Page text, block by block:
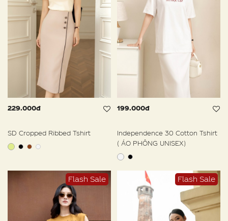
229.000đ
SD Cropped Ribbed Tshirt
199.000đ
Independence 30 Cotton Tshirt
( ÁO PHÔNG UNISEX)
Flash Sale Flash Sale